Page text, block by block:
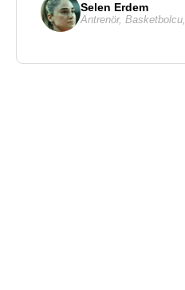
Selen Erdem
Antrenör, Basketbolcu,